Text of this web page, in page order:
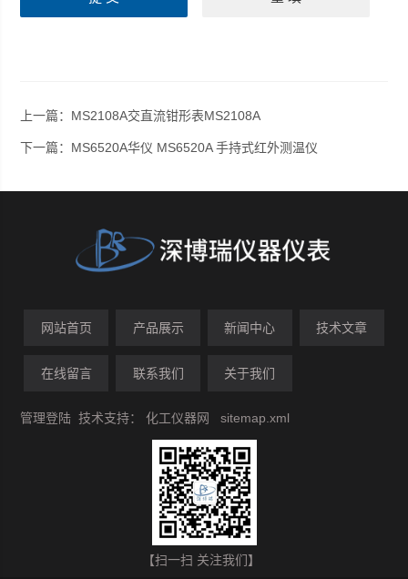
上一篇： MS2108A交直流钳形表MS2108A
下一篇： MS6520A华仪 MS6520A 手持式红外测温仪
网站首页 产品展示 新闻中心 技术文章
在线留言 联系我们 关于我们
管理登陆 技术支持：化工仪器网 sitemap.xml
【扫一扫 关注我们】